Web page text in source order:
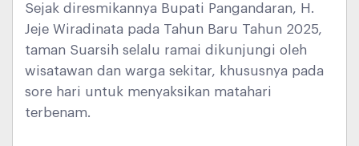
Sejak diresmikannya Bupati Pangandaran, H.
Jeje Wiradinata pada Tahun Baru Tahun 2025,
taman Suarsih selalu ramai dikunjungi oleh
wisatawan dan warga sekitar, khususnya pada
sore hari untuk menyaksikan matahari
terbenam.